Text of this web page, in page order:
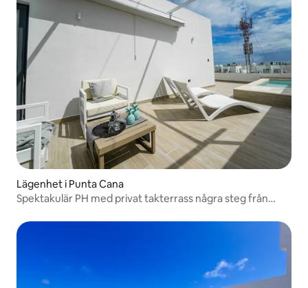
Lägenhet i Punta Cana
Spektakulär PH med privat takterrass några steg från